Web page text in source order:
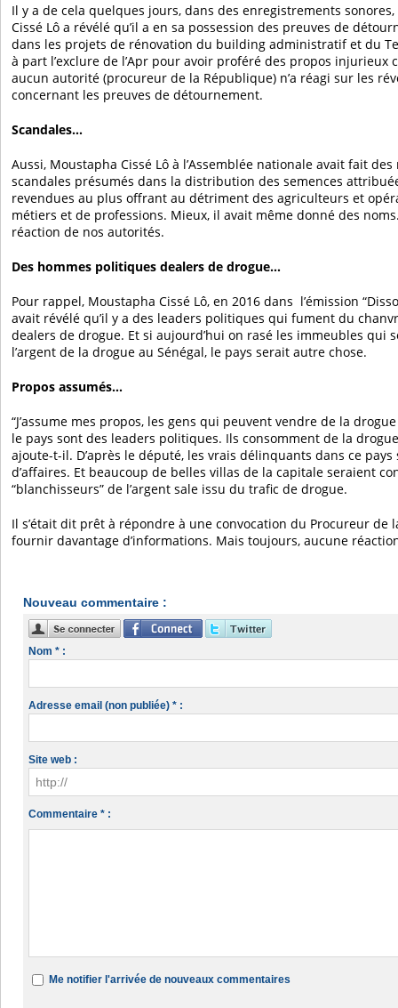
Il y a de cela quelques jours, dans des enregistrements
Cissé Lô a révélé qu’il a en sa possession des preuves de
dans les projets de rénovation du building administratif et du
à part l’exclure de l’Apr pour avoir proféré des propos injurieux
aucun autorité (procureur de la République) n’a réagi sur les
concernant les preuves de détournement.
Scandales…
Aussi, Moustapha Cissé Lô à l’Assemblée nationale avait fait
scandales présumés dans la distribution des semences
revendues au plus offrant au détriment des agriculteurs et
métiers et de professions. Mieux, il avait même donné des
réaction de nos autorités.
Des hommes politiques dealers de drogue…
Pour rappel, Moustapha Cissé Lô, en 2016 dans l’émission
avait révélé qu’il y a des leaders politiques qui fument du
dealers de drogue. Et si aujourd’hui on rasé les immeubles qui
l’argent de la drogue au Sénégal, le pays serait autre chose.
Propos assumés…
“J’assume mes propos, les gens qui peuvent vendre de la
le pays sont des leaders politiques. Ils consomment de la
ajoute-t-il. D’après le député, les vrais délinquants dans ce
d’affaires. Et beaucoup de belles villas de la capitale seraient
“blanchisseurs” de l’argent sale issu du trafic de drogue.
Il s’était dit prêt à répondre à une convocation du Procureur de
fournir davantage d’informations. Mais toujours, aucune
Nouveau commentaire :
Nom * :
Adresse email (non publiée) * :
Site web :
Commentaire * :
Me notifier l'arrivée de nouveaux commentaires